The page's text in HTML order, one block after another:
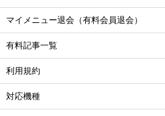
マイメニュー退会（有料会員退会）
有料記事一覧
利用規約
対応機種